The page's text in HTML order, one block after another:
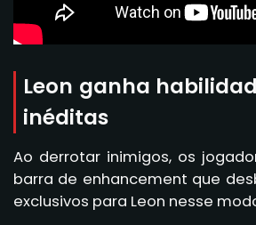
Leon ganha
inéditas
Ao derrotar inimigos, os
barra de enhancement que
exclusivos para Leon nesse